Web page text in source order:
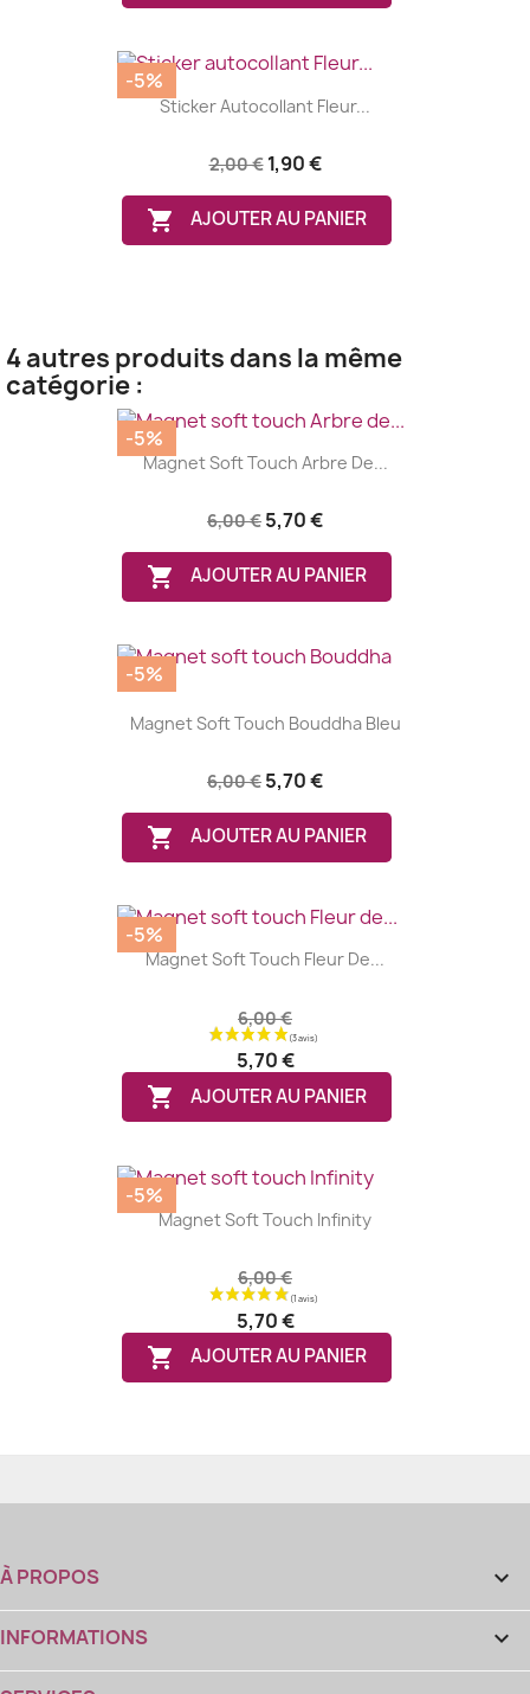
Sticker Autocollant Fleur...
2,00 € 1,90 €
 AJOUTER AU PANIER
-5%
4 autres produits dans la même
catégorie :
Magnet Soft Touch Arbre De...
6,00 € 5,70 €
 AJOUTER AU PANIER
-5%
Magnet Soft Touch Bouddha Bleu
6,00 € 5,70 €
 AJOUTER AU PANIER
-5%
Magnet Soft Touch Fleur De...
6,00 €
5,70 €
 AJOUTER AU PANIER
-5%
Magnet Soft Touch Infinity
6,00 €
5,70 €
 AJOUTER AU PANIER
-5%
À PROPOS 
INFORMATIONS 